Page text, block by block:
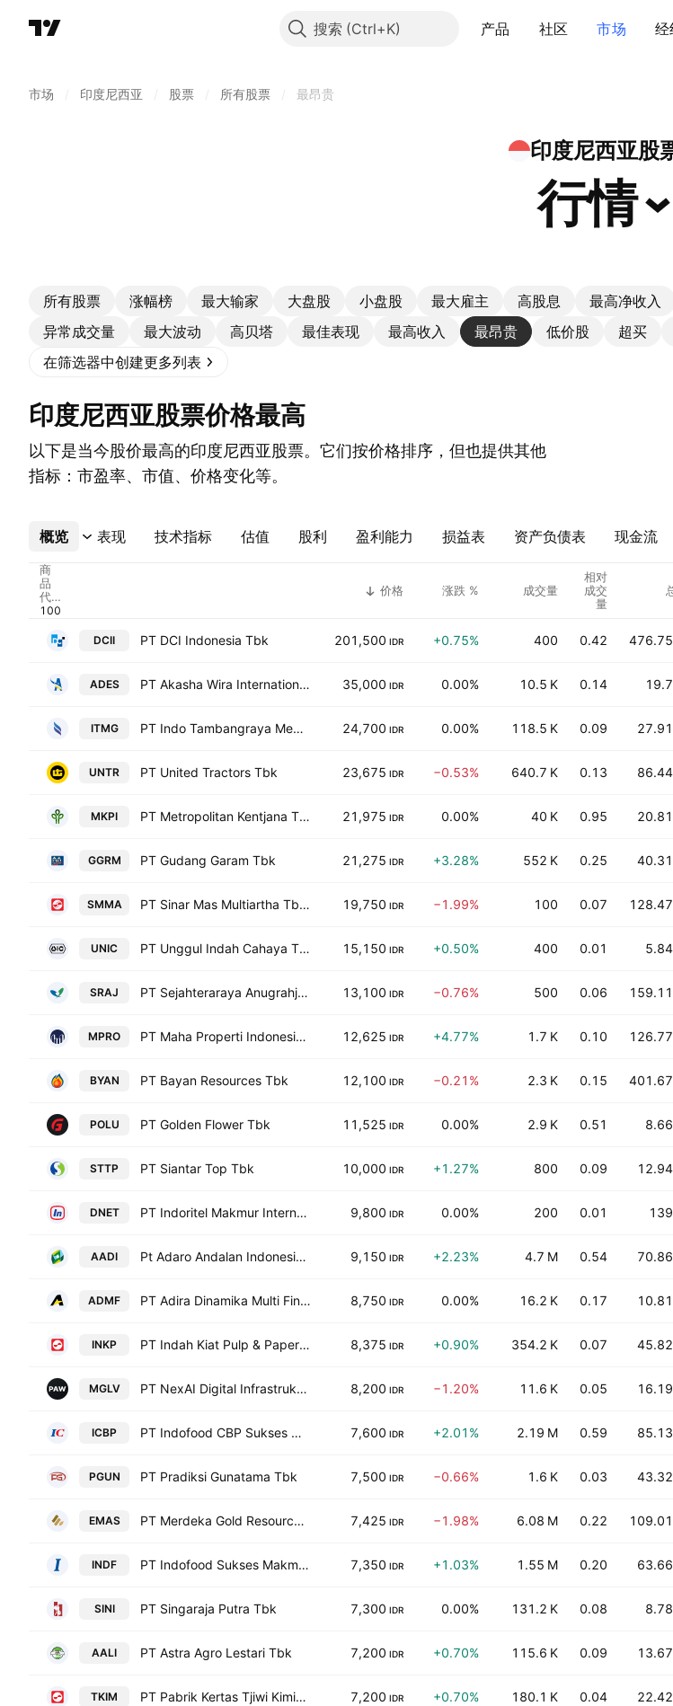
搜索 产品 社区 市场 经
市场 印度尼西亚 股票 所有股票 最昂贵
印度尼西亚股
行情
所有股票 涨幅榜 最大输家 大盘股 小盘股 最大雇主 高股息 最高净收入
异常成交量
最大波动 高贝塔 最佳表现 最高收入 最昂贵 低价股 超买
在筛选器中创建更多列表
印度尼西亚股票价格最高
以下是当今股价最高的印度尼西亚股票。它们按价格排序，但也提供其他
指标：市盈率、市值、价格变化等。
概览 表现 技术指标 估值 股利 盈利能力 损益表 资产负债表 现金流
更多
商
品
代
码
价格 涨跌 % 成交量
相对
成交
量
DCII PT DCI Indonesia Tbk 201,500 IDR +0.75% 400 0.42
ADES PT Akasha Wira International Tbk 35,000 IDR 0.00% 10.5 K 0.14
ITMG PT Indo Tambangraya Megah Tbk 24,700 IDR 0.00% 118.5 K 0.09
UNTR PT United Tractors Tbk 23,675 IDR −0.53% 640.7 K 0.13
MKPI PT Metropolitan Kentjana Tbk 21,975 IDR 0.00% 40 K 0.95
GGRM PT Gudang Garam Tbk 21,275 IDR +3.28% 552 K 0.25
SMMA PT Sinar Mas Multiartha Tbk Class A 19,750 IDR −1.99% 100 0.07
UNIC PT Unggul Indah Cahaya Tbk 15,150 IDR +0.50% 400 0.01
SRAJ PT Sejahteraraya Anugrahjaya Tbk 13,100 IDR −0.76% 500 0.06
MPRO PT Maha Properti Indonesia Tbk 12,625 IDR +4.77% 1.7 K 0.10
BYAN PT Bayan Resources Tbk 12,100 IDR −0.21% 2.3 K 0.15
POLU PT Golden Flower Tbk 11,525 IDR 0.00% 2.9 K 0.51
STTP PT Siantar Top Tbk 10,000 IDR +1.27% 800 0.09
DNET PT Indoritel Makmur Internasional Tbk 9,800 IDR 0.00% 200 0.01
AADI Pt Adaro Andalan Indonesia Tbk 9,150 IDR +2.23% 4.7 M 0.54
ADMF PT Adira Dinamika Multi Finance Tbk 8,750 IDR 0.00% 16.2 K 0.17
INKP PT Indah Kiat Pulp & Paper Tbk 8,375 IDR +0.90% 354.2 K 0.07
MGLV PT NexAI Digital Infrastruktur Tbk 8,200 IDR −1.20% 11.6 K 0.05
ICBP PT Indofood CBP Sukses Makmur Tbk 7,600 IDR +2.01% 2.19 M 0.59
PGUN PT Pradiksi Gunatama Tbk 7,500 IDR −0.66% 1.6 K 0.03
EMAS PT Merdeka Gold Resources Tbk 7,425 IDR −1.98% 6.08 M 0.22
INDF PT Indofood Sukses Makmur Tbk 7,350 IDR +1.03% 1.55 M 0.20
SINI PT Singaraja Putra Tbk 7,300 IDR 0.00% 131.2 K 0.08
AALI PT Astra Agro Lestari Tbk 7,200 IDR +0.70% 115.6 K 0.09
TKIM PT Pabrik Kertas Tjiwi Kimia Tbk 7,200 IDR +0.70% 180.1 K 0.04